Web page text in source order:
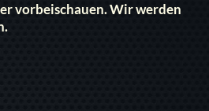
vorbeischauen. Wir werden